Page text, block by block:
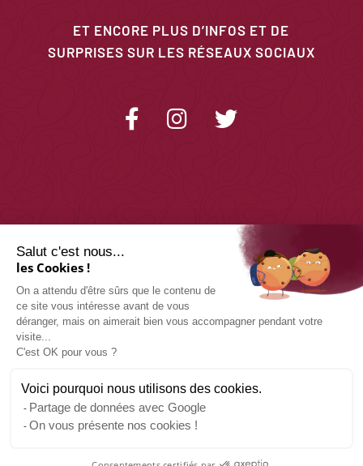
Salut c'est nous...
les Cookies !
On a attendu d'être sûrs que le contenu de
ce site vous intéresse avant de vous
déranger, mais on aimerait bien vous accompagner pendant votre
visite...
C'est OK pour vous ?
Voici pourquoi nous utilisons des cookies.
Partage de données avec Google
On vous présente nos cookies !
ET ENCORE PLUS D’INFOS ET DE
SURPRISES SUR LES RÉSEAUX SOCIAUX
CONTACTEZ-NOUS
Gestion des cookies